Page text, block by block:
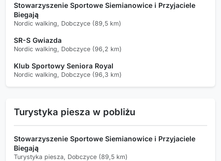
Stowarzyszenie Sportowe Siemianowice i Przyjaciele
Biegają
Nordic walking, Dobczyce (89,5 km)
SR-S Gwiazda
Nordic walking, Dobczyce (96,2 km)
Klub Sportowy Seniora Royal
Nordic walking, Dobczyce (96,3 km)
Turystyka piesza w pobliżu
Stowarzyszenie Sportowe Siemianowice i Przyjaciele
Biegają
Turystyka piesza, Dobczyce (89,5 km)